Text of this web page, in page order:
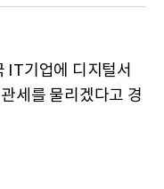
IT기업에 디지털서
세를 물리겠다고 경